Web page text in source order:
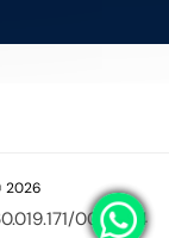
2026
0001-94